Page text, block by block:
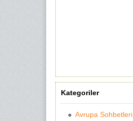
Kategoriler
Avrupa Sohbetleri